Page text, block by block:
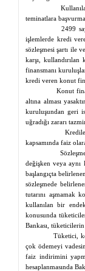
teminatlara
2499
işlemlerde kredi
sözleşmesi şartı ile
karşı,
finansmanı
kredi veren konut
Konut
altına alması
kuruluşundan geri
uğradığı zararı
kapsamında faiz
değişken veya aynı
başlangıçta
sözleşmede
tutarını aşmamak
kullanılan bir
konusunda
Bankası,
Tüketici,
çok ödemeyi
faiz indirimini
hesaplanmasında